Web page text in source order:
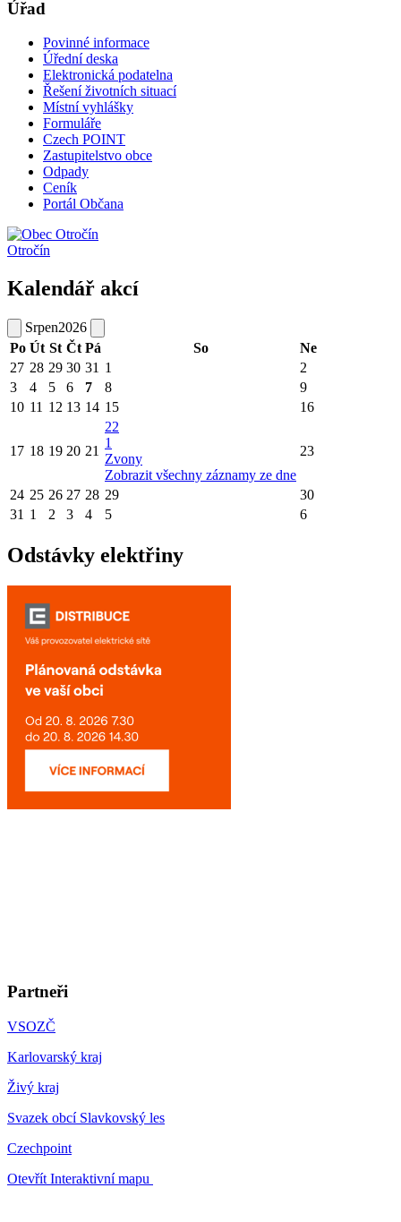
Úřad
Povinné informace
Úřední deska
Elektronická podatelna
Řešení životních situací
Místní vyhlášky
Formuláře
Czech POINT
Zastupitelstvo obce
Odpady
Ceník
Portál Občana
Otročín
Kalendář akcí
Srpen2026
Po Út St Čt Pá So
Ne
27 28 29 30 31 1
2
3
4 5 6 7 8
9
10 11 12 13 14 15 16
17 18 19 20 21
22
1
Zvony
Zobrazit všechny záznamy ze dne
23
24 25 26 27 28 29
30
31 1 2 3 4 5 6
Odstávky elektřiny
Partneři
VSOZČ
Karlovarský kraj
Živý kraj
Svazek obcí Slavkovský les
Czechpoint
Otevřít Interaktivní mapu